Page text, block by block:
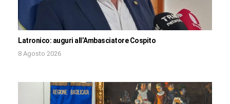
Latronico: auguri all’Ambasciatore Cospito
8 Agosto 2026